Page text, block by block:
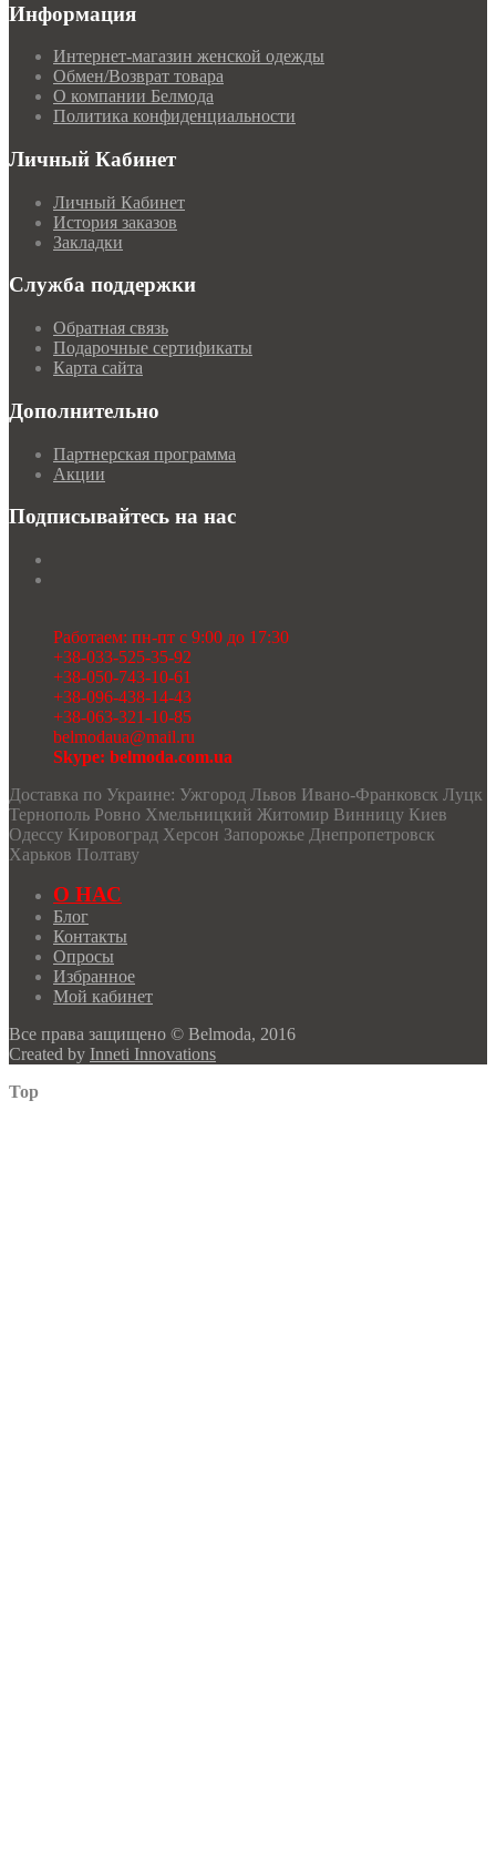
Информация
Интернет-магазин женской одежды
Обмен/Возврат товара
О компании Белмода
Политика конфиденциальности
Личный Кабинет
Личный Кабинет
История заказов
Закладки
Служба поддержки
Обратная связь
Подарочные сертификаты
Карта сайта
Дополнительно
Партнерская программа
Акции
Подписывайтесь на нас
Работаем: пн-пт с 9:00 до 17:30
+38-033-525-35-92
+38-050-743-10-61
+38-096-438-14-43
+38-063-321-10-85
belmodaua@mail.ru
Skype: belmoda.com.ua
Доставка по Украине: Ужгород Львов Ивано-Франковск Луцк
Тернополь Ровно Хмельницкий Житомир Винницу Киев
Одессу Кировоград Херсон Запорожье Днепропетровск
Харьков Полтаву
О НАС
Блог
Контакты
Опросы
Избранное
Мой кабинет
Все права защищено © Belmoda, 2016
Created by Inneti Innovations
Top